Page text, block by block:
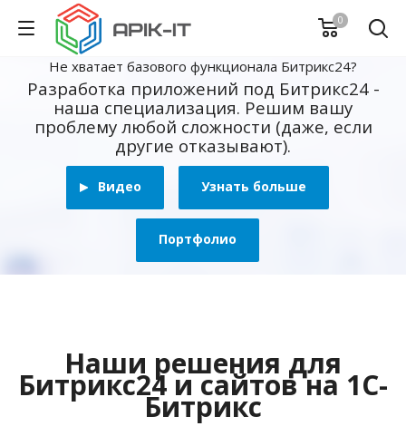
0
Не хватает базового функционала Битрикс24?
Разработка приложений под Битрикс24 -
наша специализация. Решим вашу
проблему любой сложности (даже, если
другие отказывают).
Видео Узнать больше
Портфолио
Наши решения для
Битрикс24 и сайтов на 1С-
Битрикс